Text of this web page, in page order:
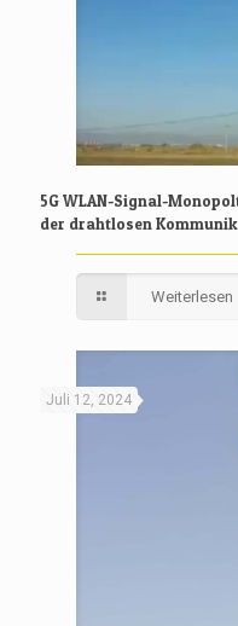
5G WLAN-Signal-
der drahtlosen
Weiterlesen
Juli 12, 2024